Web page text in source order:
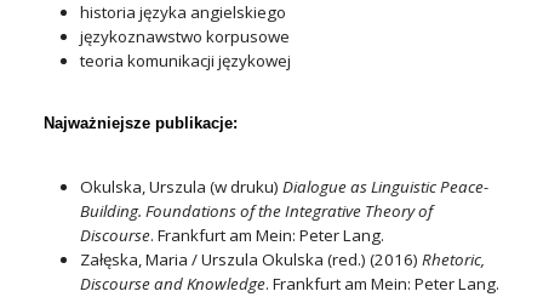
historia języka angielskiego
językoznawstwo korpusowe
teoria komunikacji językowej
Najważniejsze publikacje:
Okulska, Urszula (w druku) Dialogue as Linguistic Peace-
Building. Foundations of the Integrative Theory of
Discourse. Frankfurt am Mein: Peter Lang.
Załęska, Maria / Urszula Okulska (red.) (2016) Rhetoric,
Discourse and Knowledge. Frankfurt am Mein: Peter Lang.